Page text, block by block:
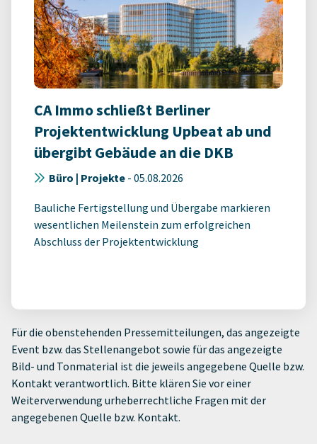
CA Immo schließt Berliner
Projektentwicklung Upbeat ab und
übergibt Gebäude an die DKB
Büro | Projekte - 05.08.2026
Bauliche Fertigstellung und Übergabe markieren
wesentlichen Meilenstein zum erfolgreichen
Abschluss der Projektentwicklung
Für die obenstehenden Pressemitteilungen, das angezeigte
Event bzw. das Stellenangebot sowie für das angezeigte
Bild- und Tonmaterial ist die jeweils angegebene Quelle bzw.
Kontakt verantwortlich. Bitte klären Sie vor einer
Weiterverwendung urheberrechtliche Fragen mit der
angegebenen Quelle bzw. Kontakt.